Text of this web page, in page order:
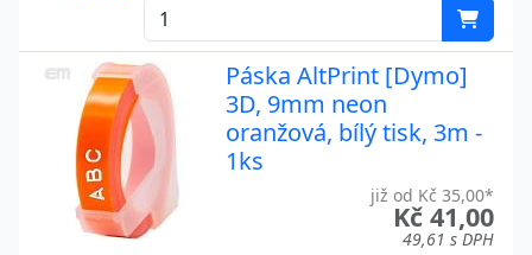
Páska AltPrint [Dymo]
3D, 9mm neon
oranžová, bílý tisk, 3m -
1ks
již od Kč 35,00*
Kč 41,00
49,61 s DPH